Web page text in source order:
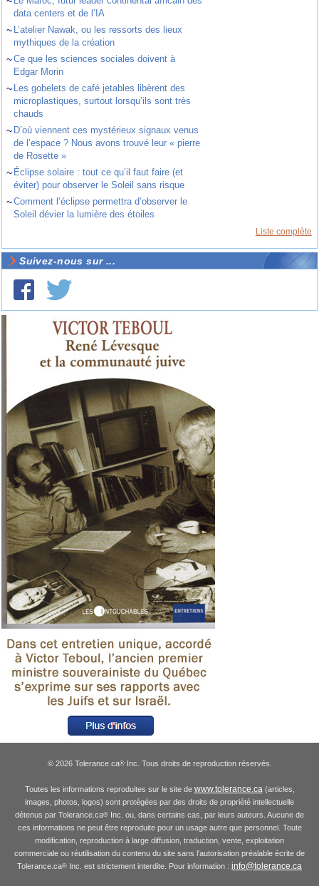
data centers et de l’IA
~ L’atelier Nawak, ou les ressorts des lieux
mythiques de la création
~Ce que les sciences sociales doivent à
Edgar Morin
~ Les gobelets de café jetables libèrent des
microplastiques, surtout lorsqu’ils sont très
chauds
~ D’où viennent ces mystérieux signaux venus
de l’espace ? Nous avons trouvé leur « pierre
de Rosette »
~ Éclipse solaire : tout ce qu’il faut faire (et
éviter) pour observer le Soleil sans risque
~Comment l’éclipse permettra d’observer le
Soleil dévier la lumière des étoiles
Liste complète
Suivez-nous sur ...
© 2026 Tolerance.ca®Inc. Tous droits de reproduction réservés.
Toutes les informations reproduites sur le site de www.tolerance.ca(articles,
images, photos, logos) sont protégées par des droits de propriété intellectuelle
détenus par Tolerance.ca® Inc. ou, dans certains cas, par leurs auteurs. Aucune de
ces informations ne peut être reproduite pour un usage autre que personnel. Toute
modification, reproduction à large diffusion, traduction, vente, exploitation
commerciale ou réutilisation du contenu du site sans l'autorisation préalable écrite de
Tolerance.ca® Inc. est strictement interdite. Pour information : info@tolerance.ca